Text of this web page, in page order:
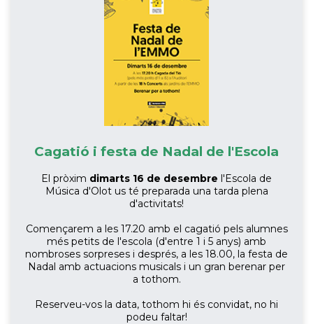
Cagatió i festa de Nadal de l'Escola
El pròxim dimarts 16 de desembre l'Escola de
Música d'Olot us té preparada una tarda plena
d'activitats!
Començarem a les 17.20 amb el cagatió pels alumnes
més petits de l'escola (d'entre 1 i 5 anys) amb
nombroses sorpreses i després, a les 18.00, la festa de
Nadal amb actuacions musicals i un gran berenar per
a tothom.
Reserveu-vos la data, tothom hi és convidat, no hi
podeu faltar!